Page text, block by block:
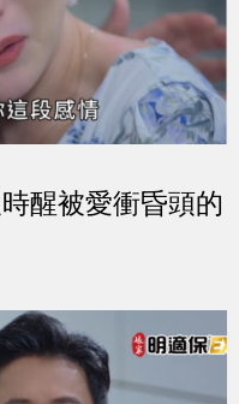
醒被愛衝昏頭的